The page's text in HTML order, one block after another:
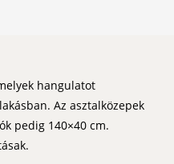
hangulatot
Az asztalközepek
pedig 140×40 cm.